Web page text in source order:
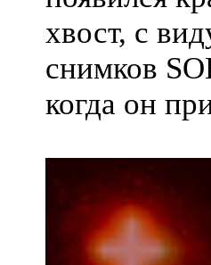
хвост, с
снимков
когда он